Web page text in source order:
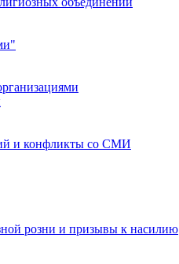
и конфликты со СМИ
розни и призывы к насилию